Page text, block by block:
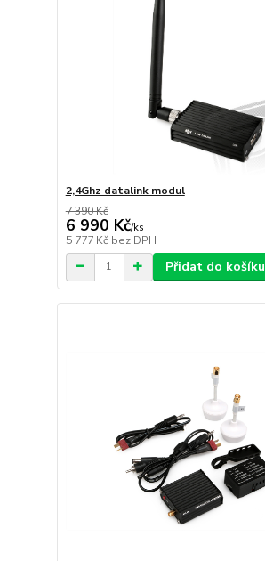
2,4Ghz datalink modul
7 390 Kč
6 990 Kč/ks
5 777 Kč bez DPH
Přidat do košíku